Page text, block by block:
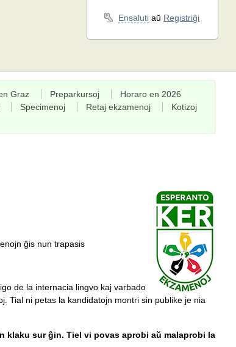
Ensaluti aŭ Registriĝi
Graz Preparkursoj
Horaro en 2026
Specimenoj Retaj ekzamenoj
Kotizoj
ĝis nun trapasis
de la internacia lingvo kaj varbado
Tial ni petas la kandidatojn montri sin publike je nia
klaku sur ĝin. Tiel vi povas aprobi aŭ malaprobi la